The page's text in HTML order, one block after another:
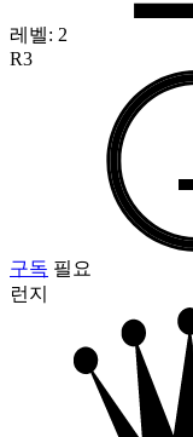
레벨: 2
R3
구독 필요
런지